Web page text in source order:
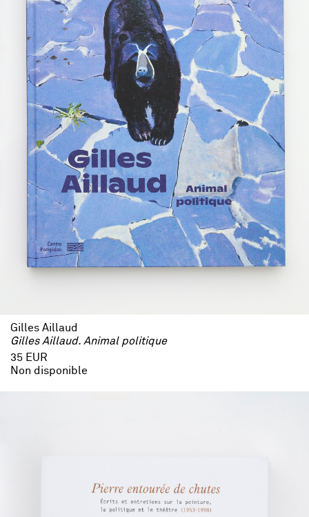
Gilles Aillaud
Gilles Aillaud. Animal politique
35 EUR
Non disponible